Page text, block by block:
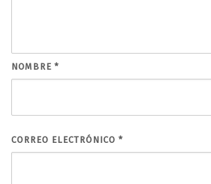
NOMBRE *
CORREO ELECTRÓNICO *